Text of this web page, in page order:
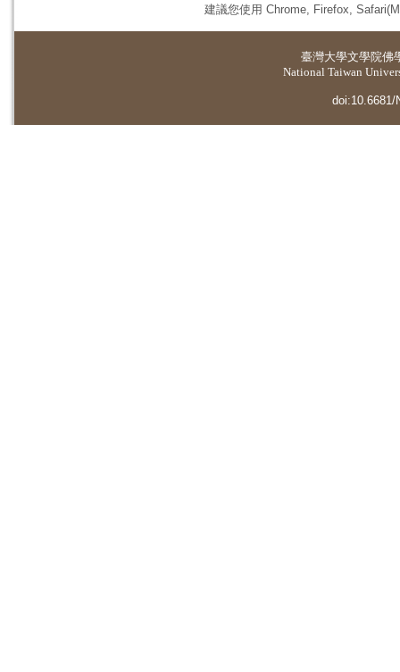
建議您使用 Chrome, Firefox,
臺灣大學文學院佛
National Taiwan
doi:10.6681/